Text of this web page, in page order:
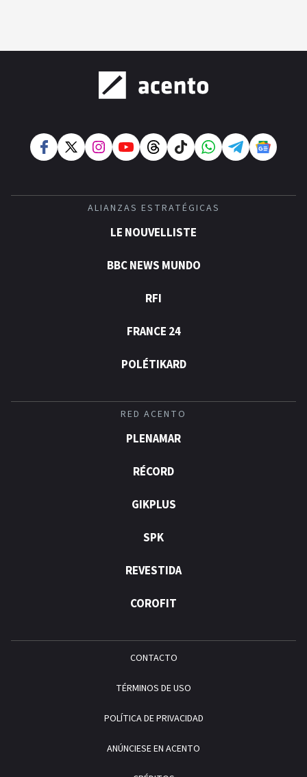
ALIANZAS ESTRATÉGICAS
LE NOUVELLISTE
BBC NEWS MUNDO
RFI
FRANCE 24
POLÉTIKARD
RED ACENTO
PLENAMAR
RÉCORD
GIKPLUS
SPK
REVESTIDA
COROFIT
CONTACTO
TÉRMINOS DE USO
POLÍTICA DE PRIVACIDAD
ANÚNCIESE EN ACENTO